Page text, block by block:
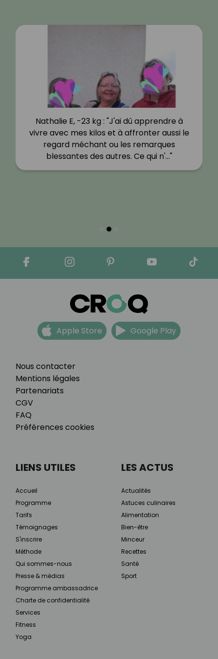
Nathalie E, -23 kg : "J'ai dû apprendre à
vivre avec mes kilos et à affronter aussi le
regard méchant ou les remarques
blessantes des autres. Ce qui n'…"
Nous contacter
Mentions légales
Partenariats
CGV
FAQ
Préférences cookies
Apple Store Google Play
LIENS UTILES
Accueil
Programme
Tarifs
Témoignages
S'inscrire
Méthode
Qui sommes-nous
Presse & médias
Programme ambassadrice
Charte de confidentialité
Services
Fitness
Yoga
LES ACTUS
Actualités
Astuces culinaires
Alimentation
Bien-être
Minceur
Recettes
Santé
Sport